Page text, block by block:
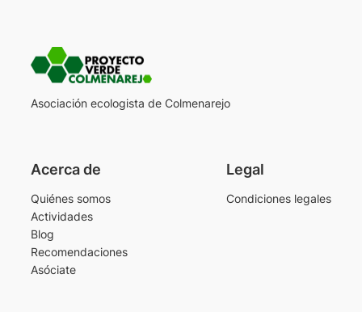
Asociación ecologista de Colmenarejo
Acerca de
Quiénes somos
Actividades
Blog
Recomendaciones
Asóciate
Legal
Condiciones legales